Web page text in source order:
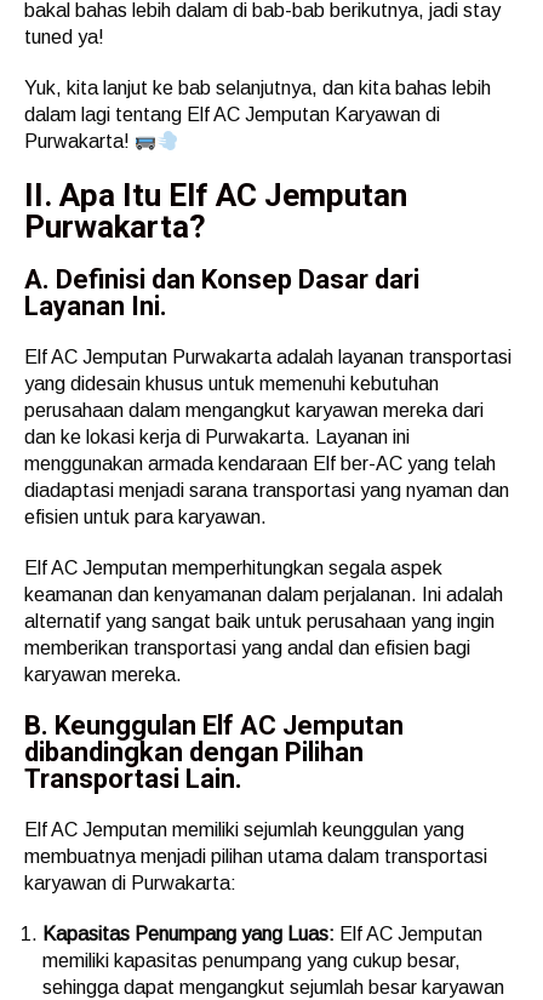
bakal bahas lebih dalam di bab-bab berikutnya, jadi stay
tuned ya!
Yuk, kita lanjut ke bab selanjutnya, dan kita bahas lebih
dalam lagi tentang Elf AC Jemputan Karyawan di
Purwakarta!
II. Apa Itu Elf AC Jemputan
Purwakarta?
A. Definisi dan Konsep Dasar dari
Layanan Ini.
Elf AC Jemputan Purwakarta adalah layanan transportasi
yang didesain khusus untuk memenuhi kebutuhan
perusahaan dalam mengangkut karyawan mereka dari
dan ke lokasi kerja di Purwakarta. Layanan ini
menggunakan armada kendaraan Elf ber-AC yang telah
diadaptasi menjadi sarana transportasi yang nyaman dan
efisien untuk para karyawan.
Elf AC Jemputan memperhitungkan segala aspek
keamanan dan kenyamanan dalam perjalanan. Ini adalah
alternatif yang sangat baik untuk perusahaan yang ingin
memberikan transportasi yang andal dan efisien bagi
karyawan mereka.
B. Keunggulan Elf AC Jemputan
dibandingkan dengan Pilihan
Transportasi Lain.
Elf AC Jemputan memiliki sejumlah keunggulan yang
membuatnya menjadi pilihan utama dalam transportasi
karyawan di Purwakarta:
Kapasitas Penumpang yang Luas: Elf AC Jemputan
memiliki kapasitas penumpang yang cukup besar,
sehingga dapat mengangkut sejumlah besar karyawan